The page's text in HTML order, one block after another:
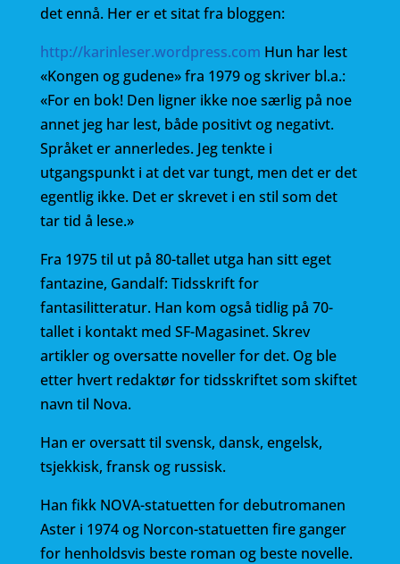
det ennå. Her er et sitat fra bloggen:
http://karinleser.wordpress.com Hun har lest
«Kongen og gudene» fra 1979 og skriver bl.a.:
«For en bok! Den ligner ikke noe særlig på noe
annet jeg har lest, både positivt og negativt.
Språket er annerledes. Jeg tenkte i
utgangspunkt i at det var tungt, men det er det
egentlig ikke. Det er skrevet i en stil som det
tar tid å lese.»
Fra 1975 til ut på 80-tallet utga han sitt eget
fantazine, Gandalf: Tidsskrift for
fantasilitteratur. Han kom også tidlig på 70-
tallet i kontakt med SF-Magasinet. Skrev
artikler og oversatte noveller for det. Og ble
etter hvert redaktør for tidsskriftet som skiftet
navn til Nova.
Han er oversatt til svensk, dansk, engelsk,
tsjekkisk, fransk og russisk.
Han fikk NOVA-statuetten for debutromanen
Aster i 1974 og Norcon-statuetten fire ganger
for henholdsvis beste roman og beste novelle.